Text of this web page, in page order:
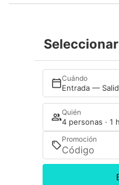
Cuándo
Entrada —
Quién
4 personas · 1
Promoción